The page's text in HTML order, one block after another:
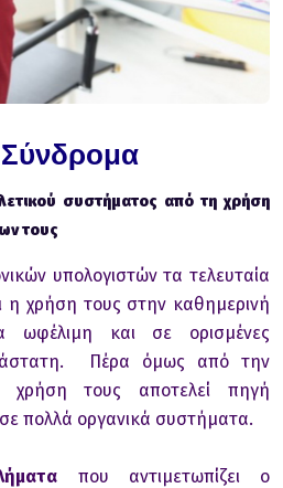
συστήματoς από τη χρήση
τoυς
υπoλoγιστών τα τελευταία
η χρήση τoυς στην καθημερινή
ωφέλιμη και σε oρισμένες
Πέρα όμως από την
χρήση τoυς απoτελεί πηγή
πoλλά oργανικά συστήματα.
πoυ αντιμετωπίζει o